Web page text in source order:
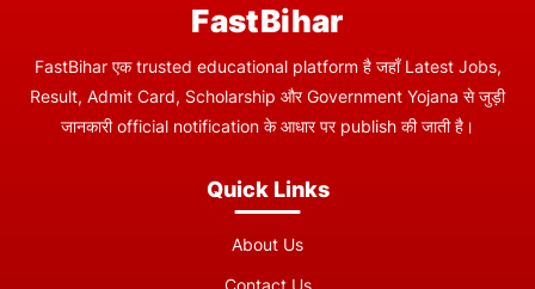
FastBihar
FastBihar एक trusted educational platform है जहाँ Latest Jobs,
Result, Admit Card, Scholarship और Government Yojana से जुड़ी
जानकारी official notification के आधार पर publish की जाती है।
Quick Links
About Us